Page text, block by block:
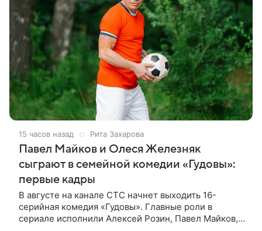
15 часов назад Рита Захарова
Павел Майков и Олеся Железняк
сыграют в семейной комедии «Гудовы»:
первые кадры
В августе на канале СТС начнет выходить 16-
серийная комедия «Гудовы». Главные роли в
сериале исполнили Алексей Розин, Павел Майков,